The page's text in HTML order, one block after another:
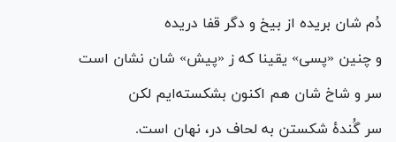
دُم شان بریده از بیخ و دگر قفا دریده
و چنین «پسی» یقینا که ز «پیش» شان نشان است
سر و شاخ شان هم اکنون بشکسته‌ایم لکن
سر گُندهٔ شکستن به لحاف در، نهان است.